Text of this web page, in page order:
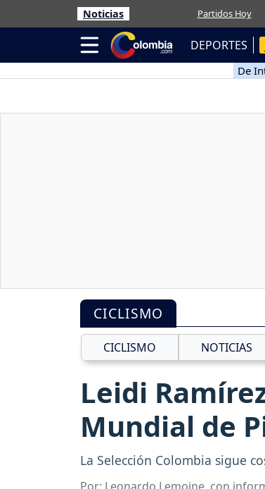
Noticias Partidos Hoy
DEPORTES
De
CICLISMO
CICLISMO NOTICIAS
Leidi
Mundial de
La Selección Colombia sigue